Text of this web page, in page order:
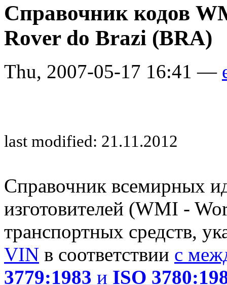
Справочник кодов
Rover do Brazi (BRA)
Thu, 2007-05-17 16:41 —
last modified: 21.11.2012
Справочник всемирных
изготовителей (WMI -
транспортных средств,
VIN в соответствии с
3779:1983 и ISO